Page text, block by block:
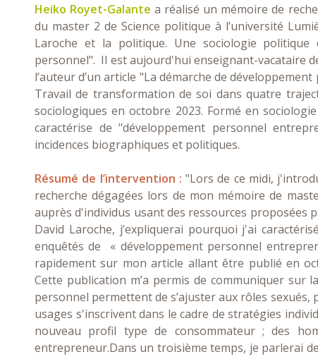
Heiko Royet-Galante a réalisé un mémoire de
du master 2 de Science politique à l’université
Laroche et la politique. Une sociologie politique
personnel". Il est aujourd'hui enseignant-vacataire
l’auteur d’un article "La démarche de
Travail de transformation de soi dans quatre
sociologiques en octobre 2023. Formé en
caractérise de "développement personnel
incidences biographiques et politiques.
Résumé de l’intervention : "Lors de ce midi,
recherche dégagées lors de mon mémoire de
auprès d'individus usant des ressources proposées
David Laroche, j’expliquerai pourquoi j'ai
enquêtés de « développement personnel
rapidement sur mon article allant être publié en
Cette publication m’a permis de communiquer sur
personnel permettent de s’ajuster aux rôles
usages s'inscrivent dans le cadre de stratégies
nouveau profil type de consommateur ; des
entrepreneur.Dans un troisième temps, je parlerai